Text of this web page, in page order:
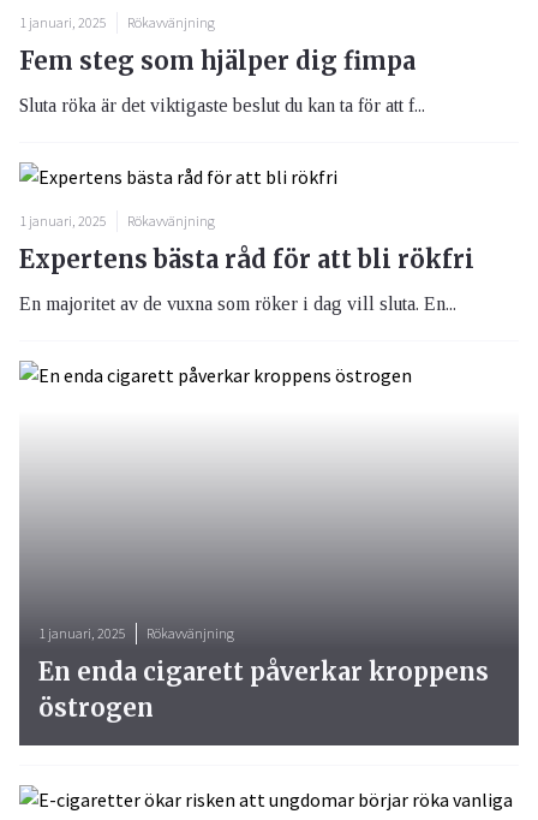
1 januari, 2025 Rökavvänjning
Fem steg som hjälper dig fimpa
Sluta röka är det viktigaste beslut du kan ta för att f...
1 januari, 2025 Rökavvänjning
Expertens bästa råd för att bli rökfri
En majoritet av de vuxna som röker i dag vill sluta. En...
1 januari, 2025 Rökavvänjning
En enda cigarett påverkar kroppens
östrogen